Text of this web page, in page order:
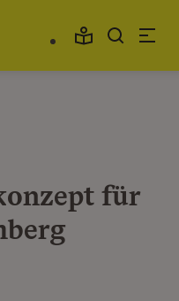
für